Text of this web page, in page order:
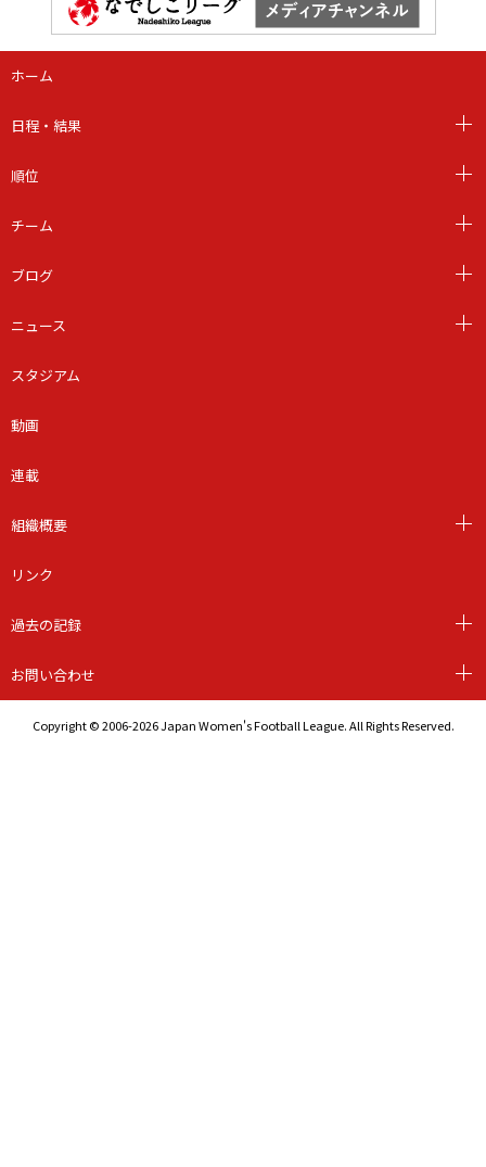
ホーム
日程・結果
順位
チーム
ブログ
ニュース
スタジアム
動画
連載
組織概要
リンク
過去の記録
お問い合わせ
Copyright © 2006-2026 Japan Women's Football League. All Rights Reserved.